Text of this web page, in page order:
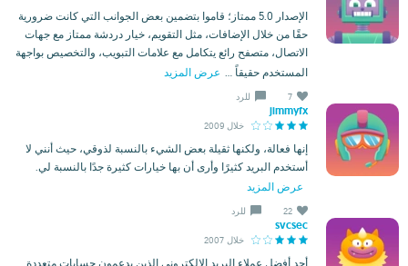
الإصدار 5.0 ممتاز؛ قاموا بتضمين بعض الجوانب التي كانت ضرورية
حقًا من خلال الإضافات، مثل التقويم، خيار دردشة ممتاز مع جهات
الاتصال، متصفح رائع يتكامل مع علامات التبويب، والتخصيص بواجهة
المستخدم حقيقاً ...
عرض المزيد
7 للرد
jimmyfx
خلال 2009
إنها فعالة، ولكنها ثقيلة بعض الشيء بالنسبة لذوقي، حيث أنني لا
أستخدم البريد كثيرًا وأرى أن بها خيارات كثيرة جدًا بالنسبة لي.
عرض المزيد
22 للرد
svcsec
خلال 2007
أحد أفضل عملاء البريد الإلكتروني الذين يدعمون حسابات متعددة.